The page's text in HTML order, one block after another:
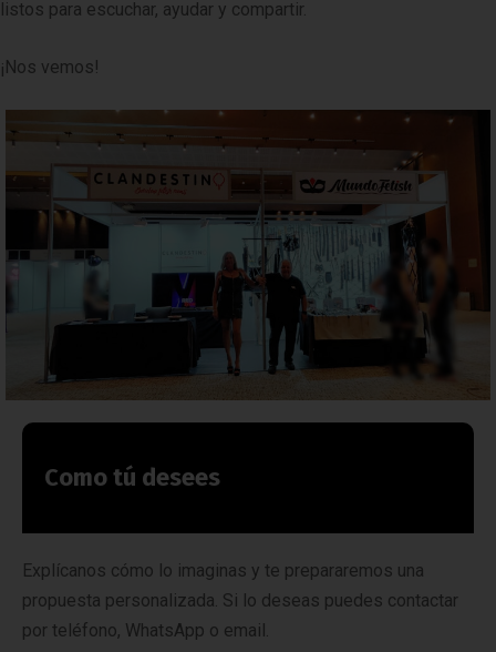
listos para escuchar, ayudar y compartir.
¡Nos vemos!
Como tú desees
Explícanos cómo lo imaginas y te prepararemos una
propuesta personalizada. Si lo deseas puedes contactar
por teléfono, WhatsApp o email.